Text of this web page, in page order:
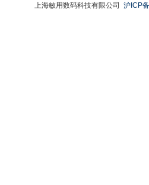
上海敏用数码科技有限公司 沪ICP